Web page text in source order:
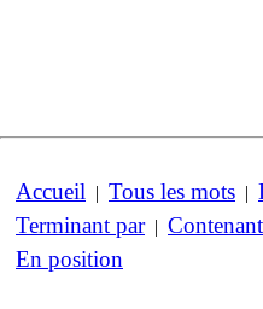
Accueil | Tous les mots |
Terminant par|
En position